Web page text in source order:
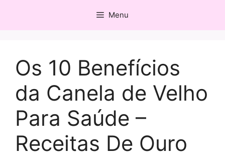
o
Menu
Os 10 Benefícios
da Canela de Velho
Para Saúde –
Receitas De Ouro